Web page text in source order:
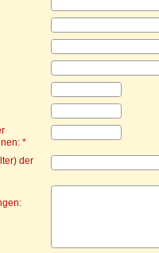
*
der